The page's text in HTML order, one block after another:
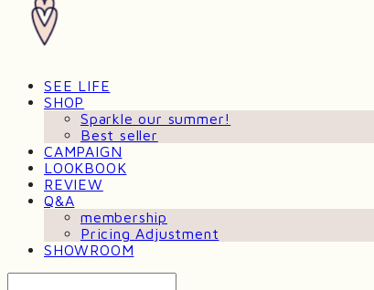
SEE LIFE
SHOP
Sparkle our summer!
Best seller
CAMPAIGN
LOOKBOOK
REVIEW
Q&A
membership
Pricing Adjustment
SHOWROOM